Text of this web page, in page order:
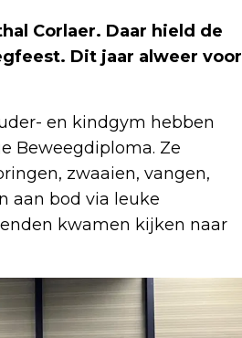
Corlaer. Daar hield de
Dit jaar alweer voor
en kindgym hebben
Beweegdiploma. Ze
zwaaien, vangen,
aan bod via leuke
kwamen kijken naar